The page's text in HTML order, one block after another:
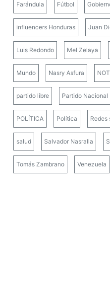
Farándula Fútbol
influencers Honduras Juan
Luis Redondo Mel Zelaya
Mundo Nasry Asfura
partido libre Partido Nacional
POLÍTICA Política Redes
salud Salvador Nasralla
Tomás Zambrano Venezuela